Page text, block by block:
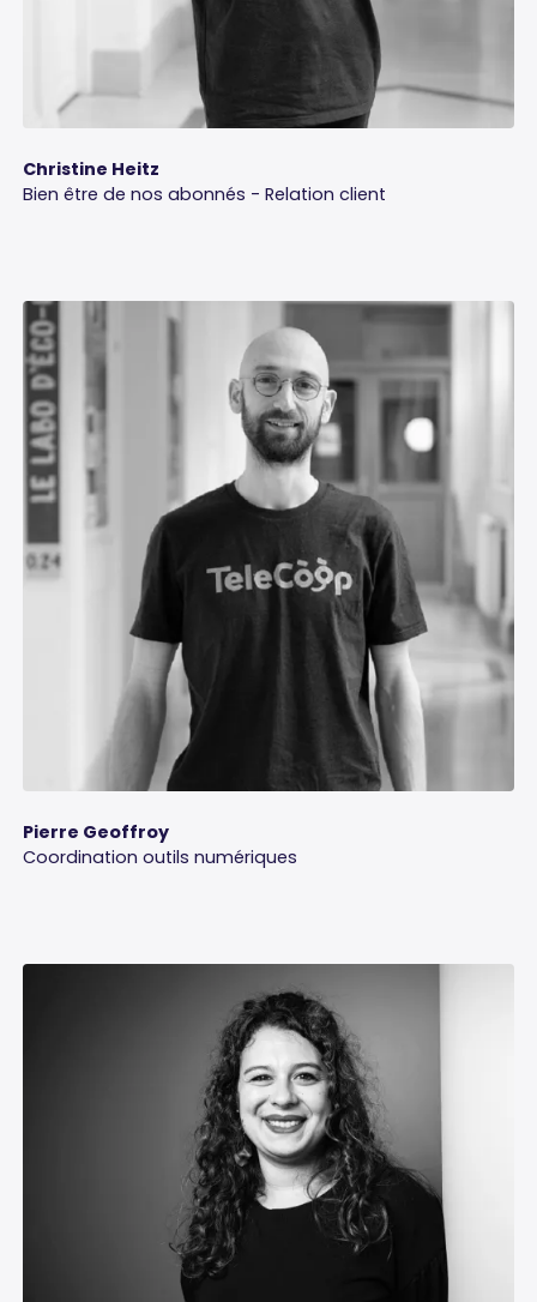
Christine Heitz
Bien être de nos abonnés - Relation client
Pierre Geoffroy
Coordination outils numériques